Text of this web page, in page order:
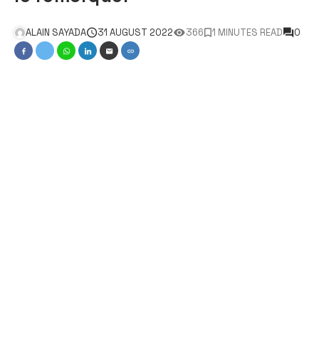
ALAIN SAYADA 31 AUGUST 2022 366 1 MINUTES READ 0